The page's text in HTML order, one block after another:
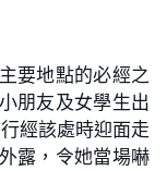
要地點的必經之
朋友及女學生出
經該處時迎面走
露，令她當場嚇